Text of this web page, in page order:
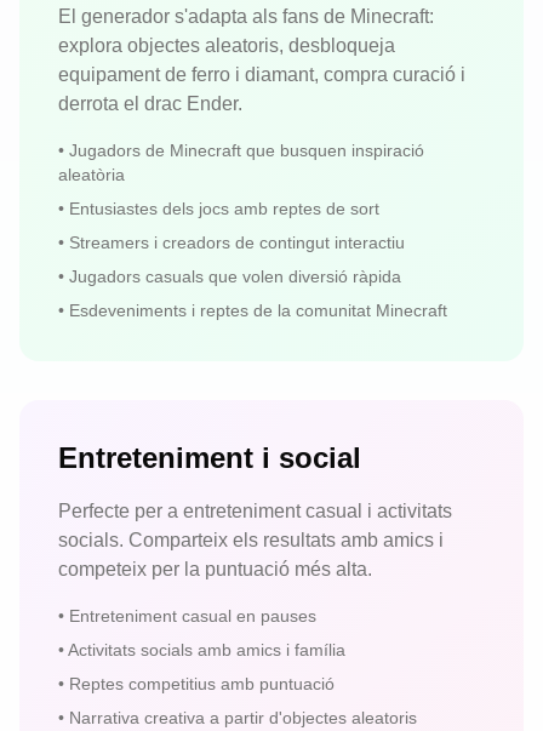
El generador s'adapta als fans de Minecraft:
explora objectes aleatoris, desbloqueja
equipament de ferro i diamant, compra curació i
derrota el drac Ender.
• Jugadors de Minecraft que busquen inspiració
aleatòria
• Entusiastes dels jocs amb reptes de sort
• Streamers i creadors de contingut interactiu
• Jugadors casuals que volen diversió ràpida
• Esdeveniments i reptes de la comunitat Minecraft
Entreteniment i social
Perfecte per a entreteniment casual i activitats
socials. Comparteix els resultats amb amics i
competeix per la puntuació més alta.
• Entreteniment casual en pauses
•Activitats socials amb amics i família
• Reptes competitius amb puntuació
• Narrativa creativa a partir d'objectes aleatoris